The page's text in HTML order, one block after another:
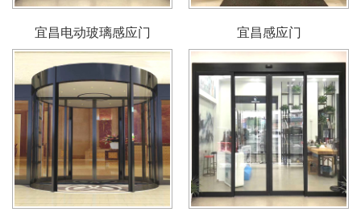
宜昌电动玻璃感应门 宜昌感应门